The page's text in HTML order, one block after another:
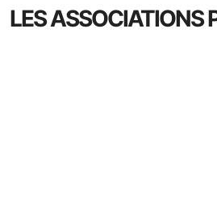
LES ASSOCIATIONS